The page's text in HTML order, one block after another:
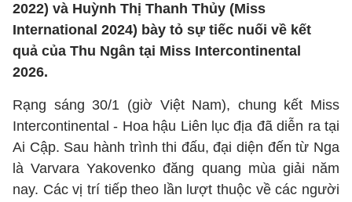
2022) và Huỳnh Thị Thanh Thủy (Miss
International 2024) bày tỏ sự tiếc nuối về kết
quả của Thu Ngân tại Miss Intercontinental
2026.
Rạng sáng 30/1 (giờ Việt Nam), chung kết Miss
Intercontinental - Hoa hậu Liên lục địa đã diễn ra tại
Ai Cập. Sau hành trình thi đấu, đại diện đến từ Nga
là Varvara Yakovenko đăng quang mùa giải năm
nay. Các vị trí tiếp theo lần lượt thuộc về các người